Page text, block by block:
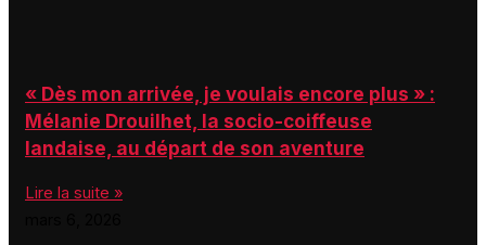
« Dès mon arrivée, je voulais encore plus » :
Mélanie Drouilhet, la socio-coiffeuse
landaise, au départ de son aventure
Lire la suite »